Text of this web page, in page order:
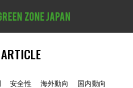
ARTICLE
安全性 海外動向
国内動向